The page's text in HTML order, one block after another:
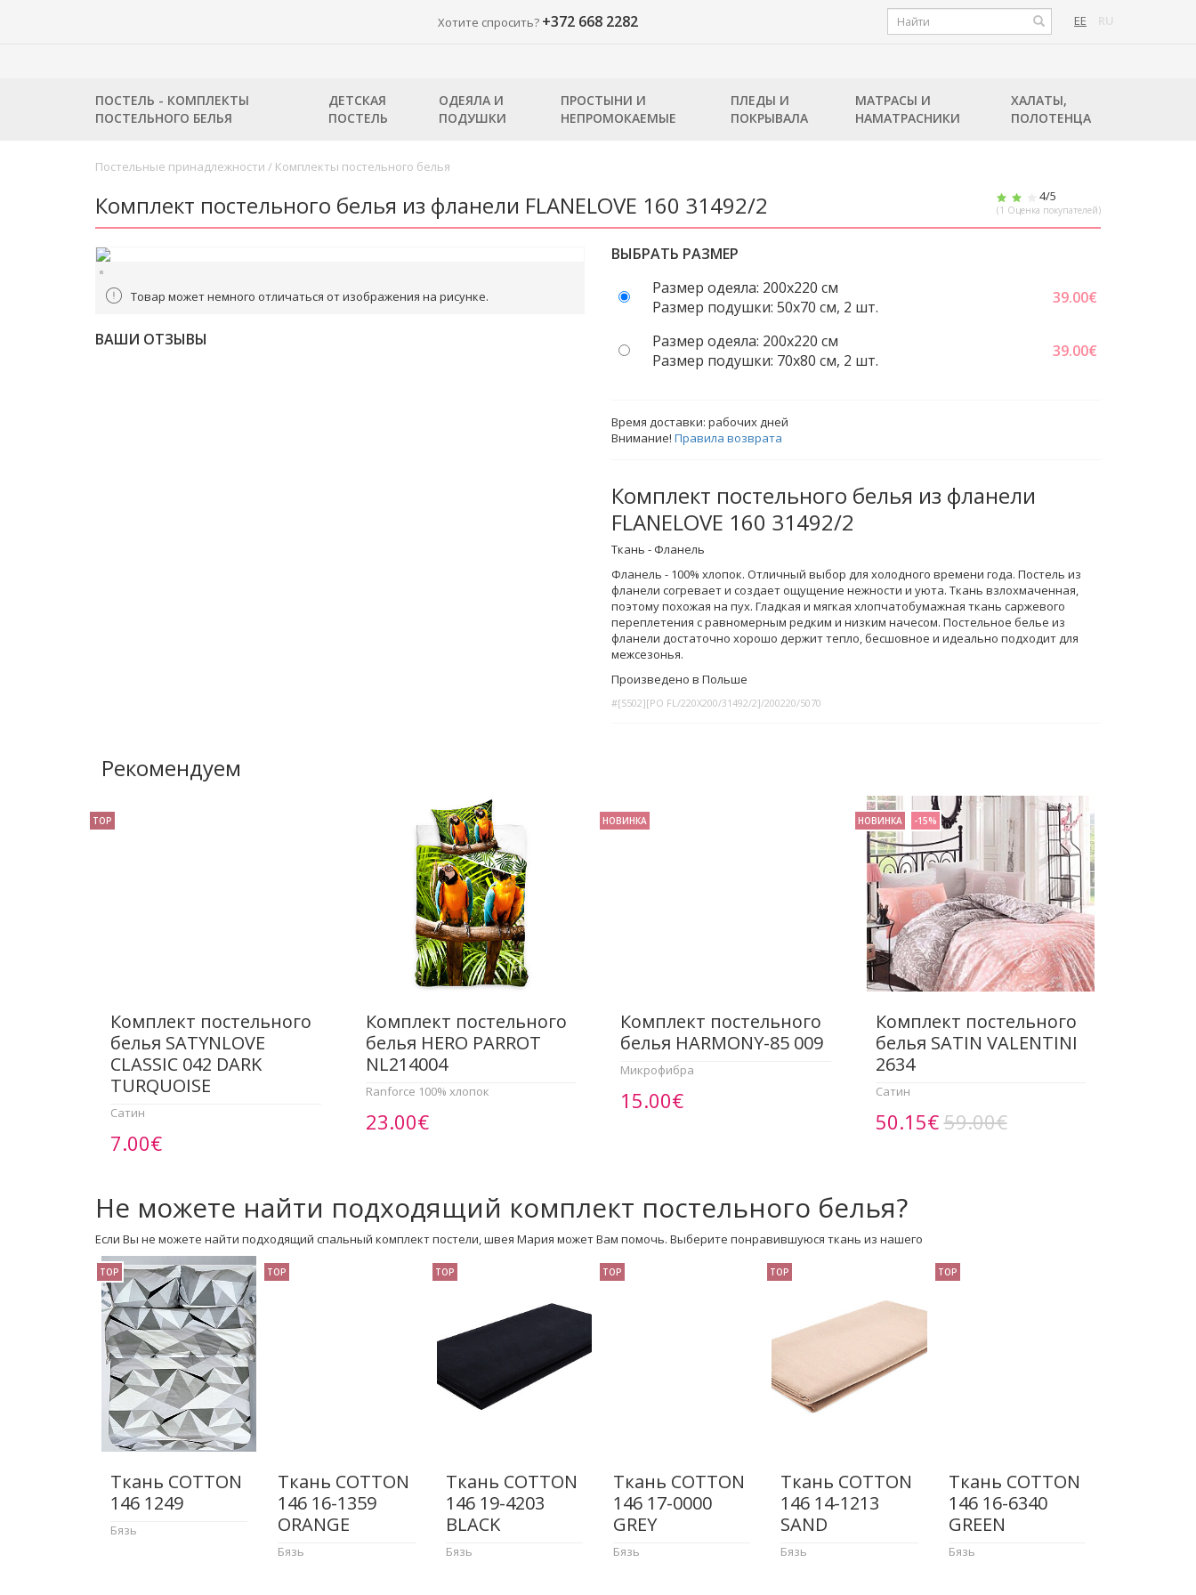
Хотите спросить? +372 668 2282 EE RU
ПОСТЕЛЬ - КОМПЛЕКТЫ
ПОСТЕЛЬНОГО БЕЛЬЯ
ДЕТСКАЯ
ПОСТЕЛЬ
ОДЕЯЛА И
ПОДУШКИ
ПРОСТЫНИ И
НЕПРОМОКАЕМЫЕ
ПЛЕДЫ И
ПОКРЫВАЛА
МАТРАСЫ И
НАМАТРАСНИКИ
ХАЛАТЫ,
ПОЛОТЕНЦА
Постельные принадлежности / Комплекты постельного белья
Комплект постельного белья из фланели FLANELOVE 160 31492/2 4/5
(1 Оценка покупателей)
Товар может немного отличаться от изображения на рисунке.
ВАШИ ОТЗЫВЫ
ВЫБРАТЬ РАЗМЕР
Размер одеяла: 200x220 cм
Размер подушки: 50x70 cм, 2 шт.
39.00€
Размер одеяла: 200x220 cм
Размер подушки: 70x80 см, 2 шт.
39.00€
Время доставки: рабочих дней
Внимание! Правила возврата
Комплект постельного белья из фланели
FLANELOVE 160 31492/2
Ткань - Фланель
Фланель - 100% хлопок. Отличный выбор для холодного времени года. Постель из
фланели согревает и создает ощущение нежности и уюта. Ткань взлохмаченная,
поэтому похожая на пух. Гладкая и мягкая хлопчатобумажная ткань саржевого
переплетения с равномерным редким и низким начесом. Постельное белье из
фланели достаточно хорошо держит тепло, бесшовное и идеально подходит для
межсезонья.
Произведено в Польше
#[S502][PO FL/220X200/31492/2]/200220/5070
Рекомендуем
TOP
Комплект постельного
белья SATYNLOVE
CLASSIC 042 DARK
TURQUOISE
Сатин
7.00€
Комплект постельного
белья HERO PARROT
NL214004
Ranforce 100% хлопок
23.00€
НОВИНКА
Комплект постельного
белья HARMONY-85 009
Микрофибра
15.00€
НОВИНКА -15%
Комплект постельного
белья SATIN VALENTINI
2634
Сатин
50.15€59.00€
Не можете найти подходящий комплект постельного белья?
Если Вы не можете найти подходящий спальный комплект постели, швея Мария может Вам помочь. Выберите понравившуюся ткань из нашего
TOP
Ткань COTTON
146 1249
Бязь
TOP
Ткань COTTON
146 16-1359
ORANGE
Бязь
TOP
Ткань COTTON
146 19-4203
BLACK
Бязь
TOP
Ткань COTTON
146 17-0000
GREY
Бязь
TOP
Ткань COTTON
146 14-1213
SAND
Бязь
TOP
Ткань COTTON
146 16-6340
GREEN
Бязь